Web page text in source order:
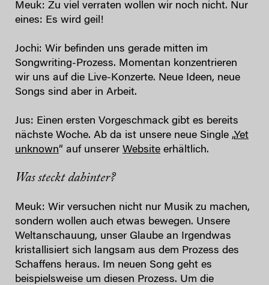
Meuk: Zu viel verraten wollen wir noch nicht. Nur
eines: Es wird geil!
Jochi: Wir befinden uns gerade mitten im
Songwriting-Prozess. Momentan konzentrieren
wir uns auf die Live-Konzerte. Neue Ideen, neue
Songs sind aber in Arbeit.
Jus: Einen ersten Vorgeschmack gibt es bereits
nächste Woche. Ab da ist unsere neue Single „Yet
unknown“ auf unserer Website erhältlich.
Was steckt dahinter?
Meuk: Wir versuchen nicht nur Musik zu machen,
sondern wollen auch etwas bewegen. Unsere
Weltanschauung, unser Glaube an Irgendwas
kristallisiert sich langsam aus dem Prozess des
Schaffens heraus. Im neuen Song geht es
beispielsweise um diesen Prozess. Um die